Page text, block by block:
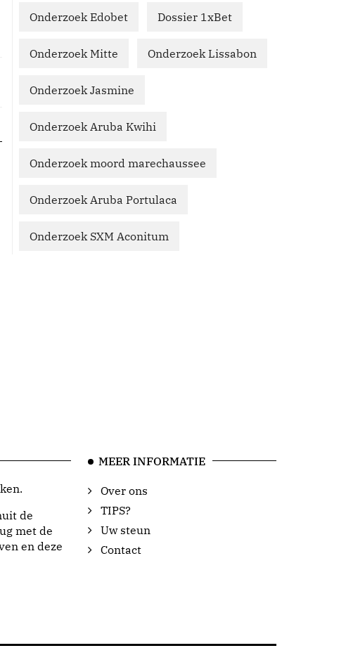
Onderzoek Edobet Dossier 1xBet
Onderzoek Mitte Onderzoek Lissabon
Onderzoek Jasmine
Onderzoek Aruba Kwihi
Onderzoek moord marechaussee
Onderzoek Aruba Portulaca
Onderzoek SXM Aconitum
de
met de
en deze
MEER INFORMATIE
Over ons
TIPS?
Uw steun
Contact